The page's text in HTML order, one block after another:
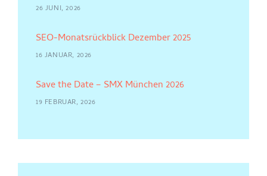
26 JUNI, 2026
SEO-Monatsrückblick Dezember 2025
16 JANUAR, 2026
Save the Date – SMX München 2026
19 FEBRUAR, 2026